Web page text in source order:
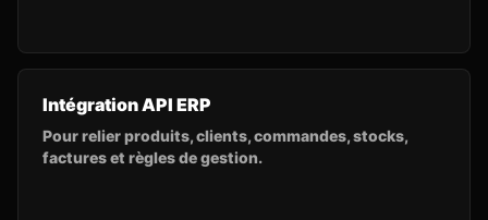
Intégration API ERP
Pour relier produits, clients, commandes, stocks,
factures et règles de gestion.